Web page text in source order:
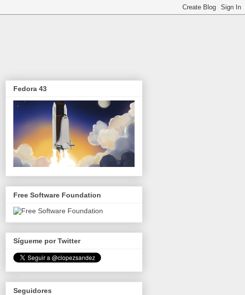
Fedora 43
Free Software Foundation
Sígueme por Twitter
Seguidores